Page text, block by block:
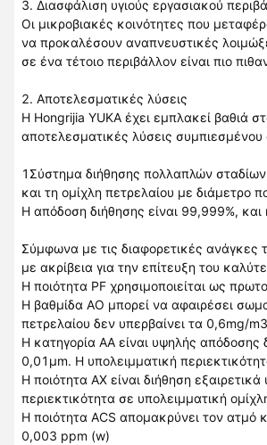
3. Διασφάλιση υγιούς εργασιακού
Οι μικροβιακές κοινότητες που
να προκαλέσουν αναπνευστικές
σε ένα τέτοιο περιβάλλον είναι πιο
2. Αποτελεσματικές λύσεις
Η Hongrijia YUKA έχει εμπλακεί βαθιά
αποτελεσματικές λύσεις συμπιεσμένου
1Σύστημα διήθησης πολλαπλών
και τη ομίχλη πετρελαίου με
Η απόδοση διήθησης είναι 99,999%,
Σύμφωνα με τις διαφορετικές ανάγκες
με ακρίβεια για την επίτευξη του
Η ποιότητα PF χρησιμοποιείται ως
Η βαθμίδα AO μπορεί να αφαιρέσει
πετρελαίου δεν υπερβαίνει τα 0,6mg/
Η κατηγορία AA είναι υψηλής
0,01μm. Η υπολειμματική
Η ποιότητα AX είναι διήθηση
περιεκτικότητα σε υπολειμματική
Η ποιότητα ACS απομακρύνει τον ατμό
0,003 ppm (w)